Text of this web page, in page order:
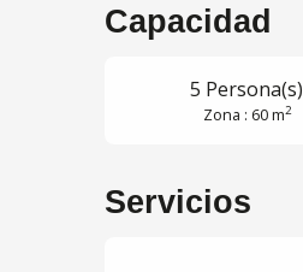
Capacidad
5 Persona(s)
Zona : 60 m2
Servicios